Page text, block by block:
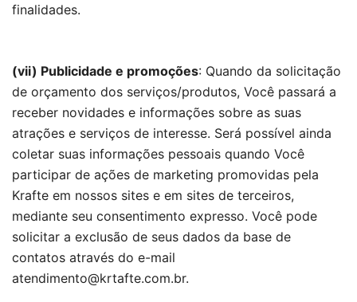
finalidades.
(vii) Publicidade e promoções: Quando da solicitação
de orçamento dos serviços/produtos, Você passará a
receber novidades e informações sobre as suas
atrações e serviços de interesse. Será possível ainda
coletar suas informações pessoais quando Você
participar de ações de marketing promovidas pela
Krafte em nossos sites e em sites de terceiros,
mediante seu consentimento expresso. Você pode
solicitar a exclusão de seus dados da base de
contatos através do e-mail
atendimento@krtafte.com.br.